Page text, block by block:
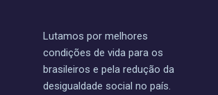
Lutamos por melhores
condições de vida para os
brasileiros e pela redução da
desigualdade social no país.